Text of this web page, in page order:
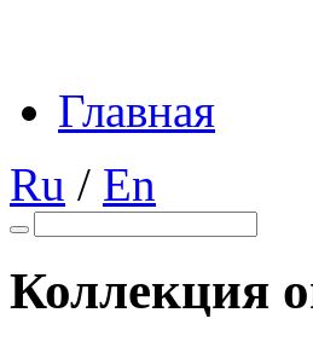
Главная
Ru / En
Коллекция